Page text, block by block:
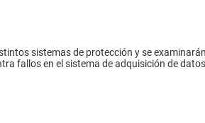
sistemas de protección y se examinarán
fallos en el sistema de adquisición de